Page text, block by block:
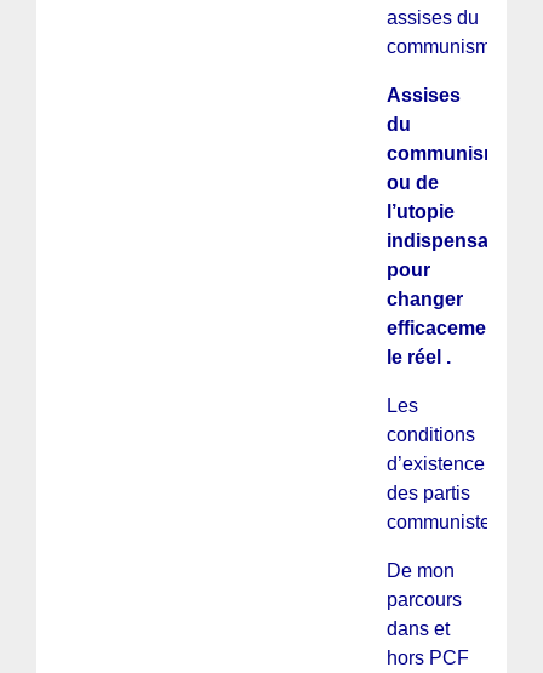
assises du
communisme
Assises
du
communisme,
ou de
l’utopie
indispensable
pour
changer
efficacement
le réel .
Les
conditions
d’existence
des partis
communistes
De mon
parcours
dans et
hors PCF